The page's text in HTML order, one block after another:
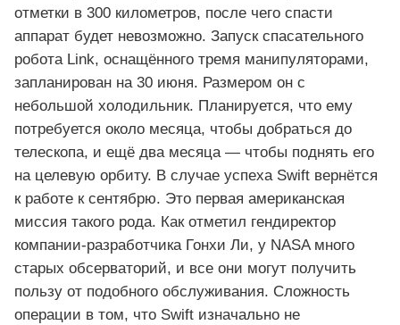
отметки в 300 километров, после чего спасти
аппарат будет невозможно. Запуск спасательного
робота Link, оснащённого тремя манипуляторами,
запланирован на 30 июня. Размером он с
небольшой холодильник. Планируется, что ему
потребуется около месяца, чтобы добраться до
телескопа, и ещё два месяца — чтобы поднять его
на целевую орбиту. В случае успеха Swift вернётся
к работе к сентябрю. Это первая американская
миссия такого рода. Как отметил гендиректор
компании-разработчика Гонхи Ли, у NASA много
старых обсерваторий, и все они могут получить
пользу от подобного обслуживания. Сложность
операции в том, что Swift изначально не